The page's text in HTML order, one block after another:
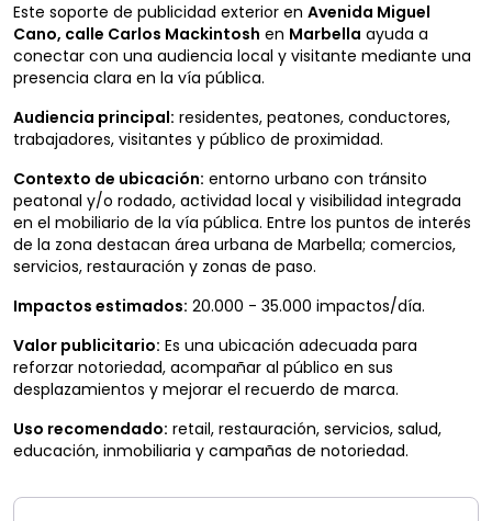
Este soporte de publicidad exterior en Avenida Miguel
Cano, calle Carlos Mackintosh en Marbella ayuda a
conectar con una audiencia local y visitante mediante una
presencia clara en la vía pública.
Audiencia principal: residentes, peatones, conductores,
trabajadores, visitantes y público de proximidad.
Contexto de ubicación: entorno urbano con tránsito
peatonal y/o rodado, actividad local y visibilidad integrada
en el mobiliario de la vía pública. Entre los puntos de interés
de la zona destacan área urbana de Marbella; comercios,
servicios, restauración y zonas de paso.
Impactos estimados: 20.000 - 35.000 impactos/día.
Valor publicitario: Es una ubicación adecuada para
reforzar notoriedad, acompañar al público en sus
desplazamientos y mejorar el recuerdo de marca.
Uso recomendado: retail, restauración, servicios, salud,
educación, inmobiliaria y campañas de notoriedad.